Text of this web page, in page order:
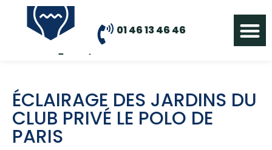
01 46 13 46 46
ÉCLAIRAGE DES JARDINS DU
CLUB PRIVÉ LE POLO DE
PARIS